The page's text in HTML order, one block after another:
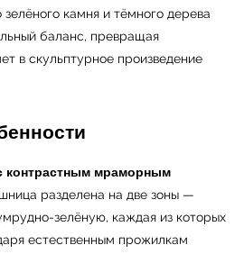
камня и тёмного дерева
баланс, превращая
в скульптурное произведение
контрастным мраморным
разделена на две зоны —
зелёную, каждая из которых
естественным прожилкам